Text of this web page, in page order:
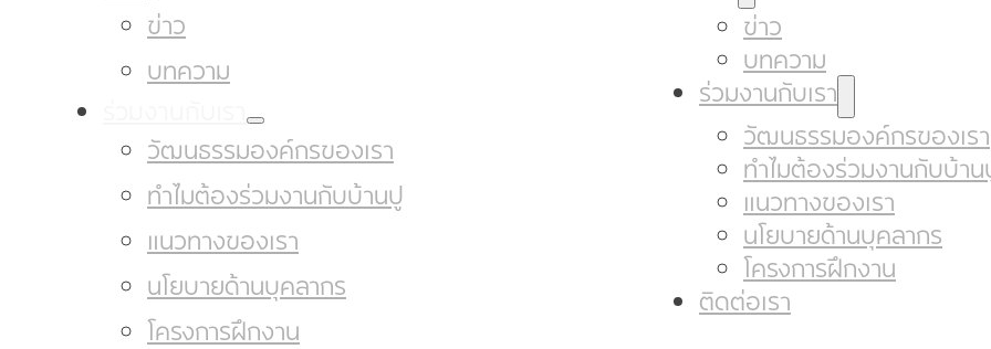
ข่าว
บทความ
วัฒนธรรมองค์กรของเรา
ทำไมต้องร่วมงานกับบ้านปู
แนวทางของเรา
นโยบายด้านบุคลากร
โครงการฝึกงาน
ข่าว
บทความ
ร่วมงานกับเรา
วัฒนธรรมองค์กรของเรา
ทำไมต้องร่วมงานกับบ้า
แนวทางของเรา
นโยบายด้านบุคลากร
โครงการฝึกงาน
ติดต่อเรา